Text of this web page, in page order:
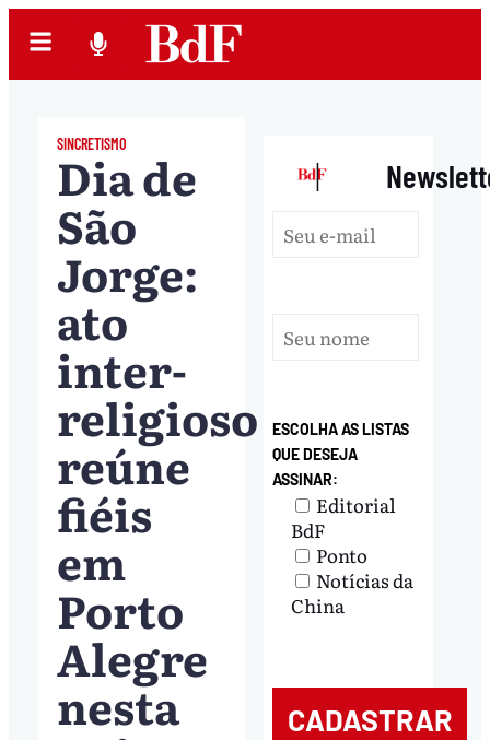
SINCRETISMO
Dia de
São
Jorge:
ato
inter-
religioso
reúne
fiéis
em
Porto
Alegre
nesta
|
ESCOLHA AS LISTAS
QUE DESEJA
ASSINAR:
Editorial
BdF
Ponto
Notícias da
China